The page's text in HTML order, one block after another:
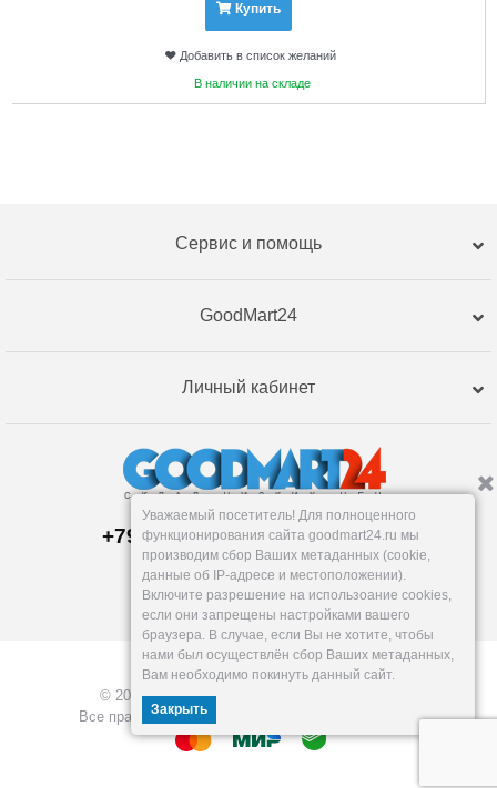
Купить
Добавить в список желаний
В наличии на складе
Сервис и помощь
GoodMart24
Личный кабинет
+79120359762, +79120359761
Магазин:
Челябинск ,Артиллерийская, 124В
Пн-Вс: 10-19
info@goodmart24.ru
© 2026, GoodMart24.ru — Склад низких цен.
Все права защищены. Разработка —
VOID MEDIA
Уважаемый посетитель! Для полноценного
функционирования сайта goodmart24.ru мы
производим сбор Ваших метаданных (cookie,
данные об IP-адресе и местоположении).
Включите разрешение на использоание cookies,
если они запрещены настройками вашего
браузера. В случае, если Вы не хотите, чтобы
нами был осуществлён сбор Ваших метаданных,
Вам необходимо покинуть данный сайт.
Закрыть